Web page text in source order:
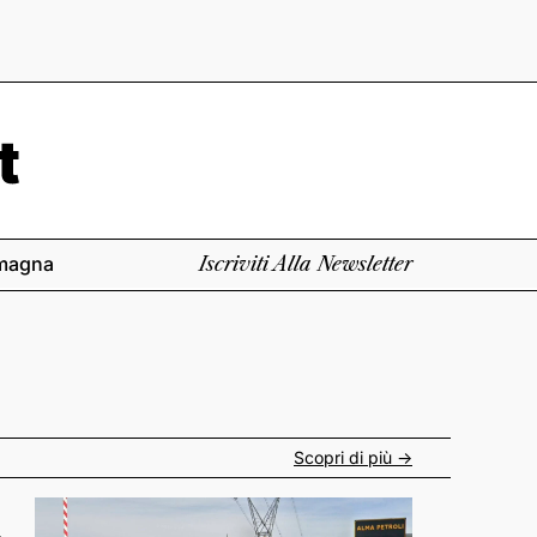
Iscriviti Alla Newsletter
Scopri di più ->